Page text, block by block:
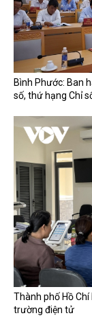
Bình Phước: Ban
số, thứ hạng Chỉ
Thành phố Hồ
trường điện tử